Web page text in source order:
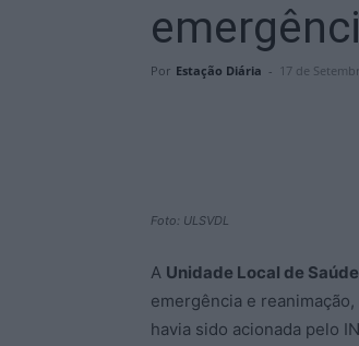
Por Estação Diária - 17 de
Foto: ULSVDL
A Unidade Local de
emergência e reanimação,
havia sido acionada pelo